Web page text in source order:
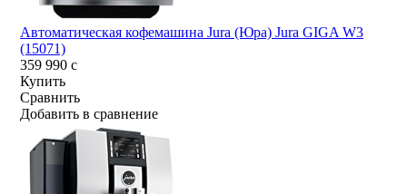
Автоматическая кофемашина Jura (Юра) Jura GIGA W3
(15071)
359 990c
Купить
Сравнить
Добавить в сравнение